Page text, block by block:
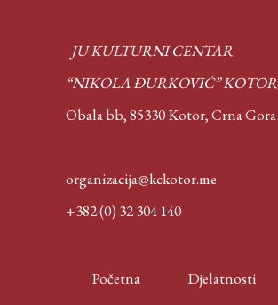
JU KULTURNI CENTAR
“NIKOLA ĐURKOVIĆ” KOTOR
Obala bb, 85330 Kotor,Crna Gora
organizacija@kckotor.me
+382 (0) 32 304 140
Početna Djelatnosti